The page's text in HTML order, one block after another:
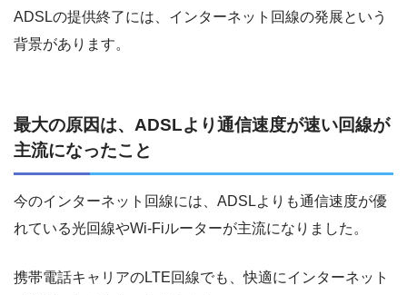
ADSLの提供終了には、インターネット回線の発展という
背景があります。
最大の原因は、ADSLより通信速度が速い回線が
主流になったこと
今のインターネット回線には、ADSLよりも通信速度が優
れている光回線やWi-Fiルーターが主流になりました。
携帯電話キャリアのLTE回線でも、快適にインターネット